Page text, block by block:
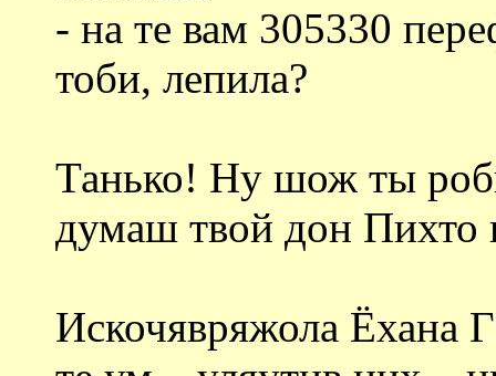
- на те вам 305330
тоби, лепила?
Танько! Ну шож ты
думаш твой дон
Искочявряжола Ёхана